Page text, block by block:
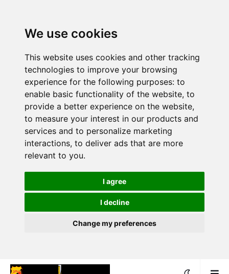
We use cookies
This website uses cookies and other tracking
technologies to improve your browsing
experience for the following purposes: to
enable basic functionality of the website, to
provide a better experience on the website,
to measure your interest in our products and
services and to personalize marketing
interactions, to deliver ads that are more
relevant to you.
I agree
I decline
Change my preferences